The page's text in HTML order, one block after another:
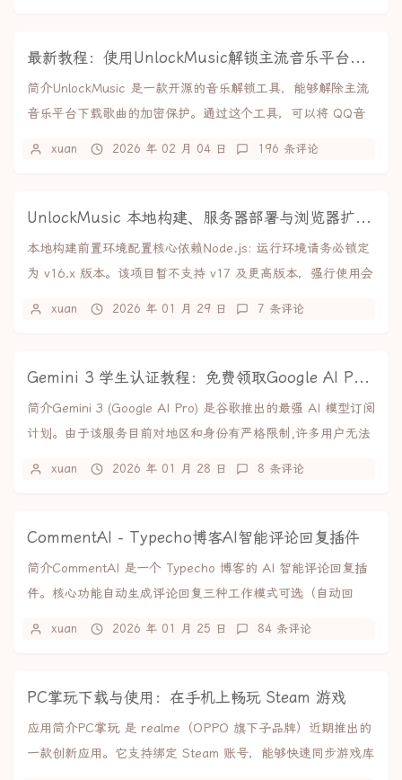
最新教程：使用UnlockMusic解锁主流音乐平台VIP歌曲的加密保护
简介UnlockMusic 是一款开源的音乐解锁工具，能够解除主流
音乐平台下载歌曲的加密保护。通过这个工具，可以将 QQ音
xuan 2026 年 02 月 04 日 196 条评论
UnlockMusic 本地构建、服务器部署与浏览器扩展制作教程
本地构建前置环境配置核心依赖Node.js: 运行环境请务必锁定
为 v16.x 版本。该项目暂不支持 v17 及更高版本，强行使用会
xuan 2026 年 01 月 29 日 7 条评论
Gemini 3 学生认证教程：免费领取Google AI Pro全部福利
简介Gemini 3 (Google AI Pro) 是谷歌推出的最强 AI 模型订阅
计划。由于该服务目前对地区和身份有严格限制,许多用户无法
xuan 2026 年 01 月 28 日 8 条评论
CommentAI - Typecho博客AI智能评论回复插件
简介CommentAI 是一个 Typecho 博客的 AI 智能评论回复插
件。核心功能自动生成评论回复三种工作模式可选（自动回
xuan 2026 年 01 月 25 日 84 条评论
PC掌玩下载与使用：在手机上畅玩 Steam 游戏
应用简介PC掌玩 是 realme（OPPO 旗下子品牌）近期推出的
一款创新应用。它支持绑定 Steam 账号，能够快速同步游戏库